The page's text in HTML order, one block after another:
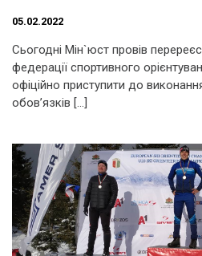
05.02.2022
Сьогодні Мін`юст провів
федерації спортивного
офіційно приступити до
обов’язків […]